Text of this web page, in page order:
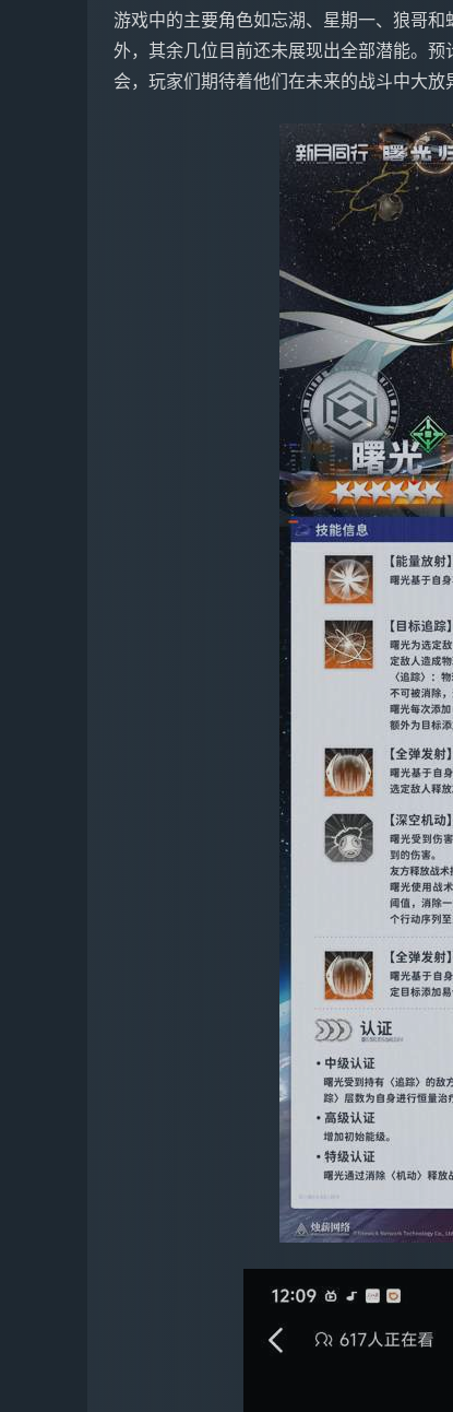
游戏中的主要角色如忘湖、星期一、狼哥
外，其余几位目前还未展现出全部潜能。
会，玩家们期待着他们在未来的战斗中大放